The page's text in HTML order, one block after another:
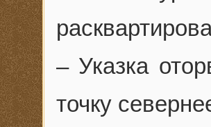
– Указка
точку